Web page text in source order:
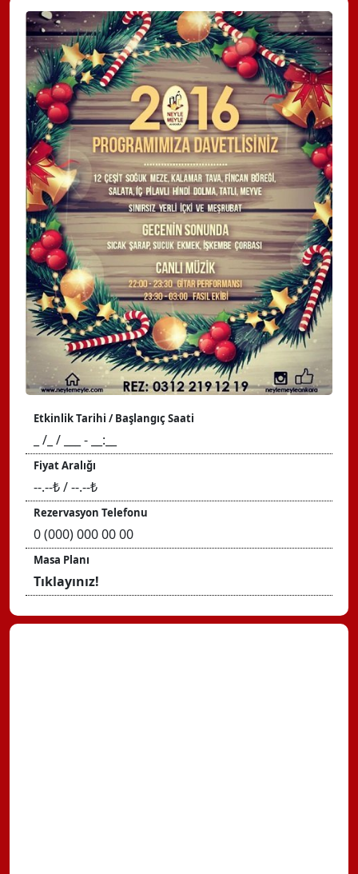
Etkinlik Tarihi / Başlangıç Saati
_ /_ / ___ - __:__
Fiyat Aralığı
--.--₺ / --.--₺
Rezervasyon Telefonu
0 (000) 000 00 00
Masa Planı
Tıklayınız!